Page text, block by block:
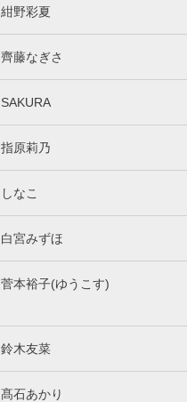
紺野彩夏
齊藤なぎさ
SAKURA
指原莉乃
しなこ
白宮みずほ
菅本裕子(ゆうこす)
鈴木友菜
髙石あかり